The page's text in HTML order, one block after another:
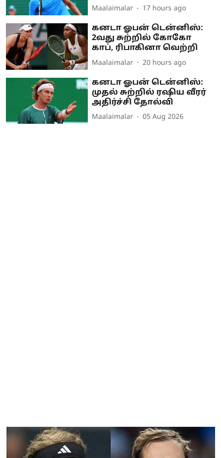
Maalaimalar 17 hours ago
கனடா ஓபன் டென்னிஸ்:
2வது சுற்றில் கோகோ
காப், ரிபாகினா வெற்றி
Maalaimalar 20 hours ago
கனடா ஓபன் டென்னிஸ்:
முதல் சுற்றில் ரஷிய வீரர்
அதிர்ச்சி தோல்வி
Maalaimalar 05 Aug 2026